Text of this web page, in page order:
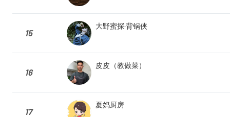
15
大野蜜探·背锅侠
16
皮皮（教做菜）
17
夏妈厨房